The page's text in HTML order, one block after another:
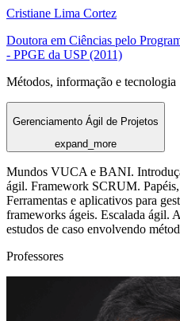
Cristiane Lima Cortez
Doutora em Ciências pelo
- PPGE da USP (2011)
Métodos, informação e tecnologia
Gerenciamento Ágil de Projetos
expand_more
Mundos VUCA e BANI.
ágil. Framework SCRUM.
Ferramentas e aplicativos para
frameworks ágeis. Escalada ágil.
estudos de caso envolvendo
Professores